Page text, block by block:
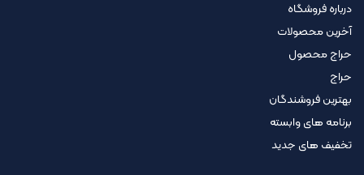
درباره فروشگاه
آخرین محصولات
حراج محصول
حراج
بهترین فروشندگان
برنامه های وابسته
تخفیف های جدید